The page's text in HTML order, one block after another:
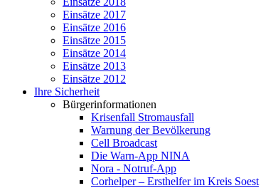
Einsätze 2017
Einsätze 2016
Einsätze 2015
Einsätze 2014
Einsätze 2013
Einsätze 2012
Ihre Sicherheit
Bürgerinformationen
Krisenfall Stromausfall
Warnung der Bevölkerung
Cell Broadcast
Die Warn-App NINA
Nora - Notruf-App
Corhelper – Ersthelfer im Kreis Soest